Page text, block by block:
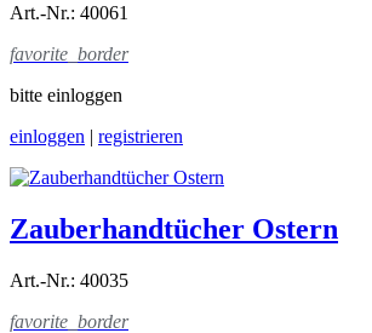
Art.-Nr.: 40061
favorite_border
bitte einloggen
einloggen | registrieren
Zauberhandtücher Ostern
Art.-Nr.: 40035
favorite_border